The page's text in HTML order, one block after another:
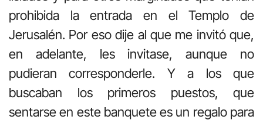
prohibida la entrada en el Templo de
Jerusalén. Por eso dije al que me invitó que,
en adelante, les invitase, aunque no
pudieran corresponderle. Y a los que
buscaban los primeros puestos, que
sentarse en este banquete es un regalo para